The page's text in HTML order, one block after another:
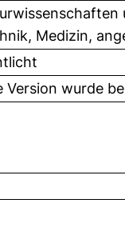
Medizin,
Version wurde